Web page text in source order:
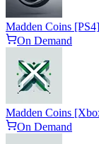
Madden Coins [PS4]
On Demand
Madden Coins
On Demand